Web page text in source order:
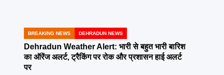
POSTED
IN
BREAKING NEWS DEHRADUN NEWS
Dehradun Weather Alert: भारी से बहुत भारी बारिश
का ऑरेंज अलर्ट, ट्रैकिंग पर रोक और प्रशासन हाई अलर्ट
पर